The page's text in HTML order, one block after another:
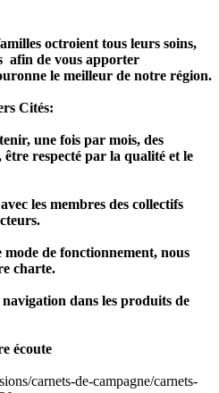
octroient tous leurs soins,
afin de vous apporter
le meilleur de notre région.
Cités:
une fois par mois, des
respecté par la qualité et le
les membres des collectifs
de fonctionnement, nous
charte.
dans les produits de
écoute
carnets-de-campagne/carnets-